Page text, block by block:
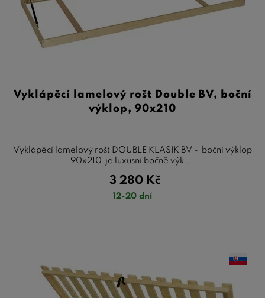
Vyklápěcí lamelový rošt Double BV, boční
výklop, 90x210
Vyklápěcí lamelový rošt DOUBLE KLASIK BV - boční výklop
90x210 je luxusní bočně výk ...
3 280 Kč
12-20 dní